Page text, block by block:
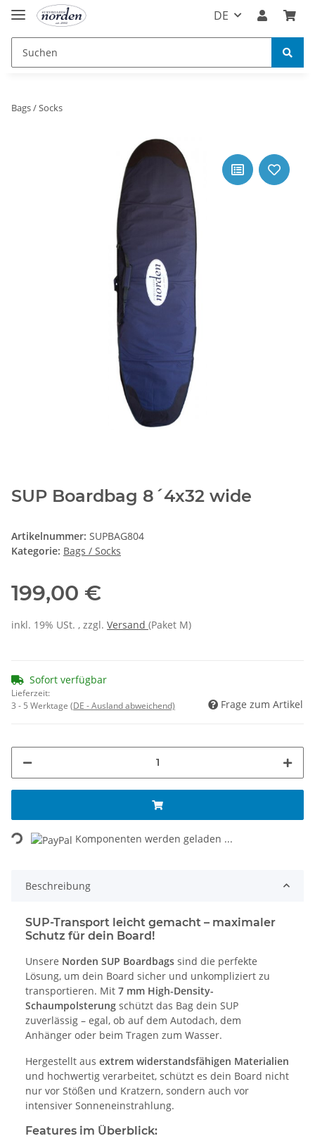
DE
Bags / Socks
SUP Boardbag 8´4x32 wide
Artikelnummer: SUPBAG804
Kategorie: Bags / Socks
199,00 €
inkl. 19% USt. , zzgl. Versand (Paket M)
Sofort verfügbar
Lieferzeit:
3 - 5 Werktage (DE - Ausland abweichend) Frage zum Artikel
Loading... Komponenten werden geladen ...
Beschreibung
SUP-Transport leicht gemacht – maximaler
Schutz für dein Board!
Unsere Norden SUP Boardbags sind die perfekte
Lösung, um dein Board sicher und unkompliziert zu
transportieren. Mit 7 mm High-Density-
Schaumpolsterung schützt das Bag dein SUP
zuverlässig – egal, ob auf dem Autodach, dem
Anhänger oder beim Tragen zum Wasser.
Hergestellt aus extrem widerstandsfähigen Materialien
und hochwertig verarbeitet, schützt es dein Board nicht
nur vor Stößen und Kratzern, sondern auch vor
intensiver Sonneneinstrahlung.
Features im Überblick: